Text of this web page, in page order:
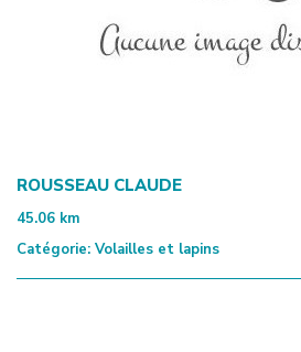
ROUSSEAU CLAUDE
45.06 km
Catégorie: Volailles et lapins